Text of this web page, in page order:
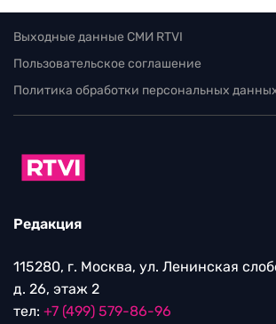
Выходные данные СМИ RTVI
Пользовательское соглашение
Политика обработки персональных
Редакция
115280, г. Москва, ул. Ленинская
д. 26, этаж 2
тел: +7 (499) 579-86-96